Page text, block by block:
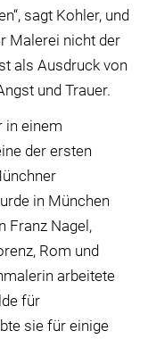
sagt Kohler, und
Malerei nicht der
als Ausdruck von
und Trauer.
in einem
der ersten
in München
Franz Nagel,
Rom und
arbeitete
für
sie für einige